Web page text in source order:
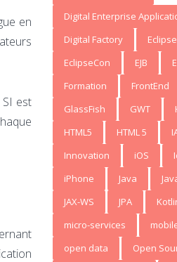
en
est
Digital Enterprise
Digital Factory
Eclipse
EclipseCon
EJB
Formation
FrontEnd
GlassFish
GWT
HTML5
HTML 5
Innovation
iOS
iPhone
Java
JAX-WS
JPA
micro-services
open data
Open